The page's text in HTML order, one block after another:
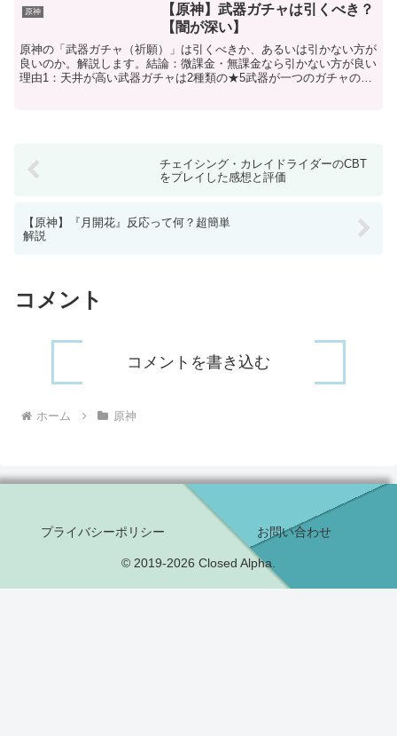
原神
【原神】武器ガチャは引くべき？
【闇が深い】
原神の「武器ガチャ（祈願）」は引くべきか、あるいは引かない方が
良いのか。解説します。結論：微課金・無課金なら引かない方が良い
理由1：天井が高い武器ガチャは2種類の★5武器が一つのガチャの中
チェイシング・カレイドライダーのCBT
をプレイした感想と評価
【原神】『月開花』反応って何？超簡単
解説
コメント
コメントを書き込む
ホーム 原神
プライバシーポリシー お問い合わせ
© 2019-2026 Closed Alpha.